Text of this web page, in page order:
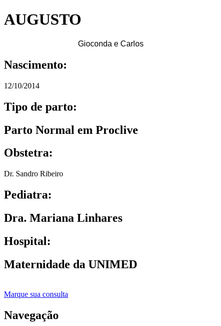
AUGUSTO
Gioconda e Carlos
Nascimento:
12/10/2014
Tipo de parto:
Parto Normal em Proclive
Obstetra:
Dr. Sandro Ribeiro
Pediatra:
Dra. Mariana Linhares
Hospital:
Maternidade da UNIMED
Marque sua consulta
Navegação